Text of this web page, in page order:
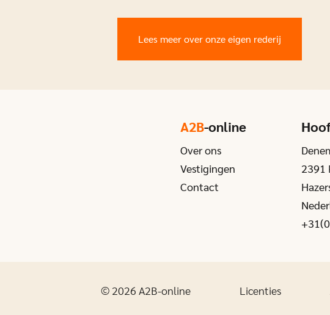
Lees meer over onze eigen rederij
A2B-online
Over ons
Vestigingen
Contact
2391
© 2026 A2B-online Licenties